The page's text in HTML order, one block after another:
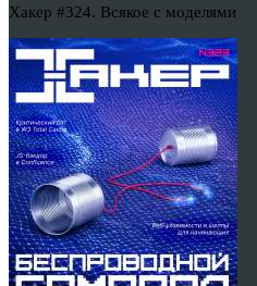
Хакер #324. Всякое с моделями